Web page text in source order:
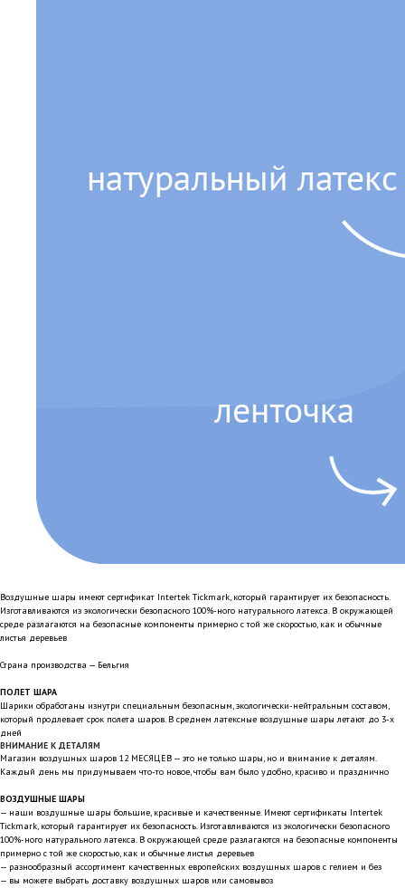
Воздушные шары имеют сертификат Intertek Tickmark, который гарантирует их безопасность.
Изготавливаются из экологически безопасного 100%-ного натурального латекса. В окружающей
среде разлагаются на безопасные компоненты примерно с той же скоростью, как и обычные
листья деревьев
Страна производства — Бельгия
ПОЛЕТ ШАРА
Шарики обработаны изнутри специальным безопасным, экологически-нейтральным составом,
который продлевает срок полета шаров. В среднем латексные воздушные шары летают до 3-х
дней
ВНИМАНИЕ К ДЕТАЛЯМ
Магазин воздушных шаров 12 МЕСЯЦЕВ — это не только шары, но и внимание к деталям.
Каждый день мы придумываем что-то новое, чтобы вам было удобно, красиво и празднично
ВОЗДУШНЫЕ ШАРЫ
— наши воздушные шары большие, красивые и качественные. Имеют сертификаты Intertek
Tickmark, который гарантирует их безопасность. Изготавливаются из экологически безопасного
100%-ного натурального латекса. В окружающей среде разлагаются на безопасные компоненты
примерно с той же скоростью, как и обычные листья деревьев
— разнообразный ассортимент качественных европейских воздушных шаров с гелием и без
— вы можете выбрать доставку воздушных шаров или самовывоз